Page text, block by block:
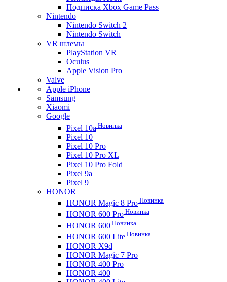
Подписка Xbox Game Pass
Nintendo
Nintendo Switch 2
Nintendo Switch
VR шлемы
PlayStation VR
Oculus
Apple Vision Pro
Valve
Apple iPhone
Samsung
Xiaomi
Google
Pixel 10a Новинка
Pixel 10
Pixel 10 Pro
Pixel 10 Pro XL
Pixel 10 Pro Fold
Pixel 9a
Pixel 9
HONOR
HONOR Magic 8 Pro Новинка
HONOR 600 Pro Новинка
HONOR 600 Новинка
HONOR 600 Lite Новинка
HONOR X9d
HONOR Magic 7 Pro
HONOR 400 Pro
HONOR 400